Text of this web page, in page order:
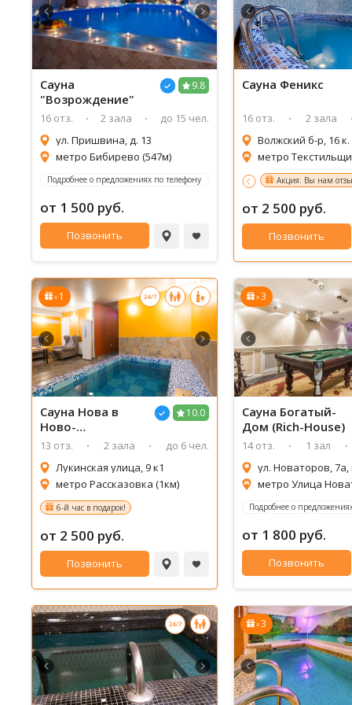
9.8
Сауна
"Возрождение"
16 отз. 2 зала
до 15 чел.
ул. Пришвина, д. 13
метро Бибирево (547м)
Подробнее о предложениях по телефону
от 1 500 руб.
Позвонить
Сауна Феникс
16 отз. 2 зала
Волжский б-р, 16 к.
метро
Акция: Вы нам
от 2 500 руб.
Позвонить
x 1
10.0
Сауна Нова в
Ново-
Переделкино
13 отз. 2 зала
до 6 чел.
Лукинская улица, 9 к1
метро Рассказовка (1км)
6-й час в подарок!
от 2 500 руб.
Позвонить
x 3
Сауна Богатый-
Дом (Rich-House)
14 отз. 1 зал
ул. Новаторов, 7а,
Подробнее о
от 1 800 руб.
Позвонить
x 3